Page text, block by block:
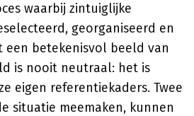
waarbij zintuiglijke
georganiseerd en
betekenisvol beeld van
is nooit neutraal: het is
eigen referentiekaders. Twee
situatie meemaken, kunnen